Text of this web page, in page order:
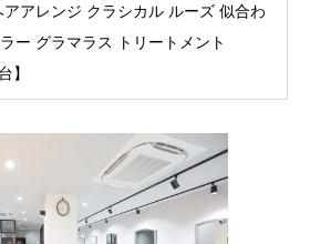
アレンジ クラシカル ルーズ 似合わ
ー グラマラス トリートメント
】